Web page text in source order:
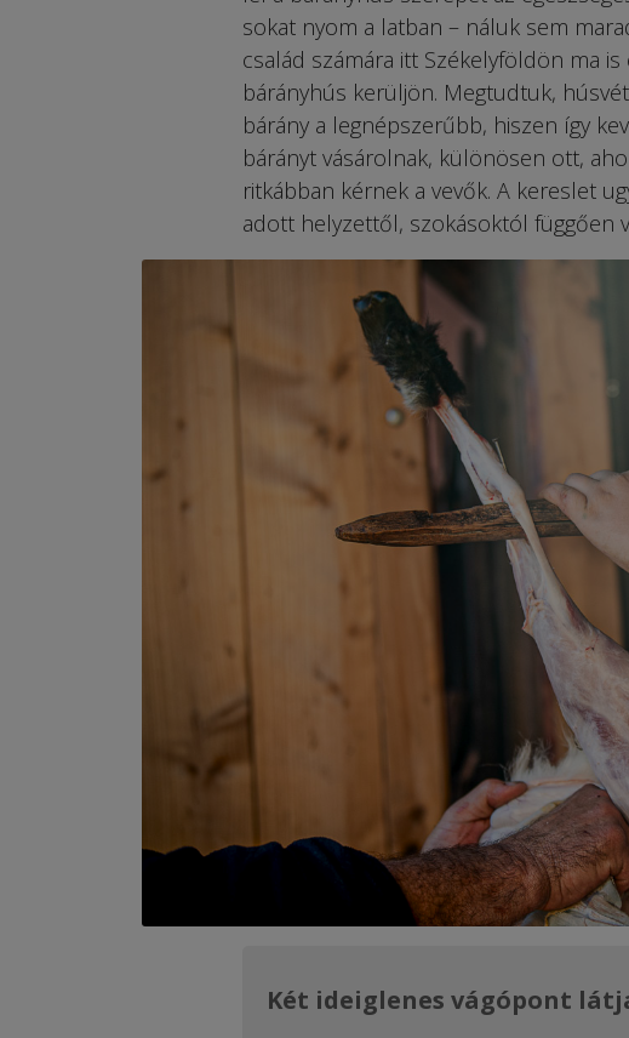
sokat nyom a latban – náluk sem
család számára itt Székelyföldön ma
bárányhús kerüljön. Megtudtuk,
bárány a legnépszerűbb, hiszen így
bárányt vásárolnak, különösen ott,
ritkábban kérnek a vevők. A kereslet
adott helyzettől, szokásoktól függően
Két ideiglenes vágópont